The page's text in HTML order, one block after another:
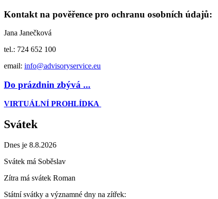
Kontakt na pověřence pro ochranu osobních údajů:
Jana Janečková
tel.: 724 652 100
email: info@advisoryservice.eu
Do prázdnin zbývá ...
VIRTUÁLNÍ PROHLÍDKA
Svátek
Dnes je 8.8.2026
Svátek má Soběslav
Zítra má svátek Roman
Státní svátky a významné dny na zítřek: